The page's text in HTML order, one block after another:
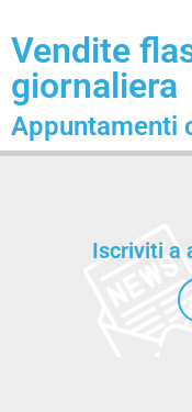
Vendite
giornaliera
Appuntamenti
Iscriviti a